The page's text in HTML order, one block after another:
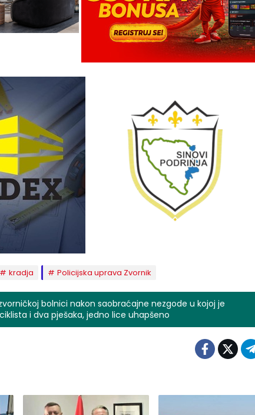
kradja Policijska uprava Zvornik
bolnici nakon saobraćajne nezgode u kojoj je
i dva pješaka, jedno lice uhapšeno